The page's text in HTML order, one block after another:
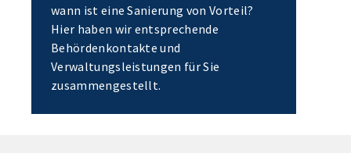
wann ist eine Sanierung von Vorteil?
Hier haben wir entsprechende
Behördenkontakte und
Verwaltungsleistungen für Sie
zusammengestellt.